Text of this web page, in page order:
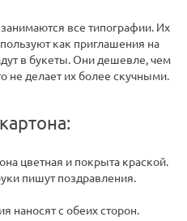
все типографии. Их
как приглашения на
в букеты. Они дешевле, чем
не делает их более скучными.
цветная и покрыта краской.
пишут поздравления.
наносят с обеих сторон.